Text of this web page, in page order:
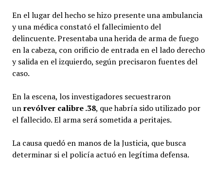
En el lugar del hecho se hizo presente una ambulancia
y una médica constató el fallecimiento del
delincuente. Presentaba una herida de arma de fuego
en la cabeza, con orificio de entrada en el lado derecho
y salida en el izquierdo, según precisaron fuentes del
caso.
En la escena, los investigadores secuestraron
unrevólver calibre .38, que habría sido utilizado por
el fallecido. El arma será sometida a peritajes.
La causa quedó en manos de la Justicia, que busca
determinar si el policía actuó en legítima defensa.